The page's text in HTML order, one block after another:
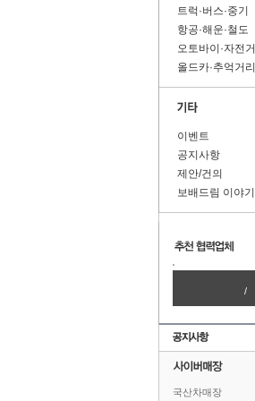
트럭·버스·중기
항공·해운·철도
오토바이·자전거
올드카·추억거리
이벤트
공지사항
제안/건의
보배드림 이야기
/
국산차매장